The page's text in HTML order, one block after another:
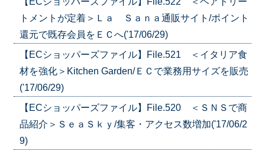
トメントが定着＞Ｌａ Ｓａｎａ通販サイト/ポイント
還元で既存会員をＥＣへ('17/06/29)
【ECショッパーズファイル】File.521 ＜イタリア食
材を強化＞Kitchen Garden/ＥＣで業務用サイズを販売
('17/06/29)
【ECショッパーズファイル】File.520 ＜ＳＮＳで商
品紹介＞ＳｅａＳｋｙ/集客・アクセス数増加('17/06/2
9)